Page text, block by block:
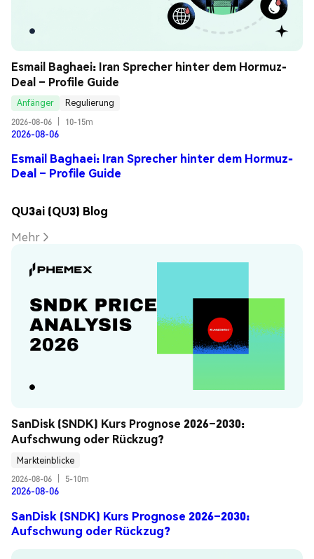
Esmail Baghaei: Iran Sprecher hinter dem Hormuz-
Deal – Profile Guide
Anfänger
Regulierung
2026-08-06
10-15m
2026-08-06
Esmail Baghaei: Iran Sprecher hinter dem Hormuz-
Deal – Profile Guide
QU3ai (QU3) Blog
Mehr
SanDisk (SNDK) Kurs Prognose 2026–2030:
Aufschwung oder Rückzug?
Markteinblicke
2026-08-06
5-10m
2026-08-06
SanDisk (SNDK) Kurs Prognose 2026–2030:
Aufschwung oder Rückzug?